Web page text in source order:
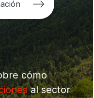
cómo
al sector